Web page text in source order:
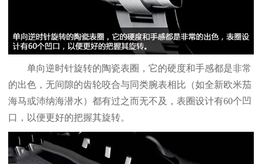
单向逆时针旋转的陶瓷表圈，它的硬度和手感都是非常
的出色，无间隙的齿轮咬合与同类腕表相比（如全新欧米茄
海马或沛纳海潜水）都有过之而无不及，表圈设计有60个凹
口，以便更好的把握其旋转。